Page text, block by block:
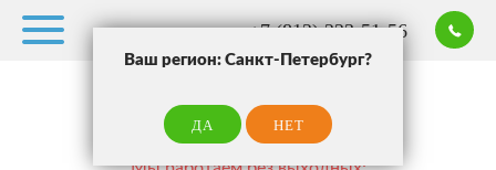
Ваш регион: Санкт-Петербург?
ДА НЕТ
+7 (812) 223-51-56
Ваш город: Санкт-Петербург